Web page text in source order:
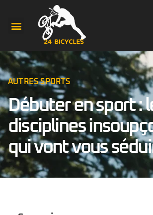
AUTRES SPORTS
Débuter en sport :
disciplines
qui vont vous